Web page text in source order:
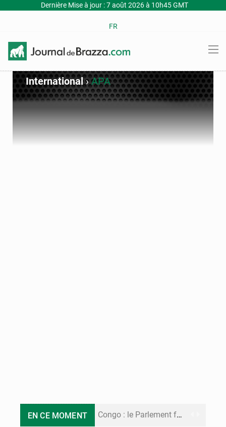
Dernière Mise à jour : 7 août 2026 à 10h45 GMT
FR
International›APA
EN CE MOMENT Congo : le Parlement formule 28 recommandations sur le Cadre budgétaire 2027-2029